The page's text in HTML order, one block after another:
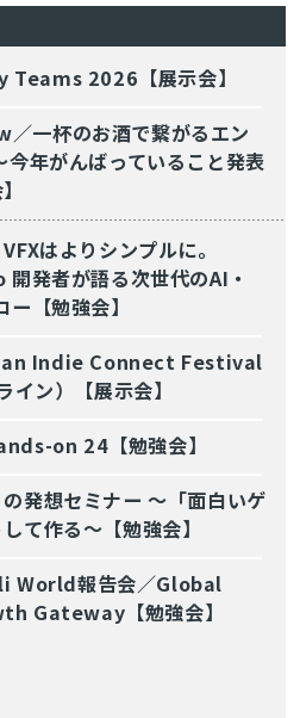
Teams 2026【展示会】
一杯のお酒で繋がるエン
今年がんばっていること発表
はよりシンプルに。
発者が語る次世代のAI・
【勉強会】
Indie Connect Festival
ン）【展示会】
on 24【勉強会】
発想セミナー ～「面白いゲ
て作る～【勉強会】
World報告会／Global
Gateway【勉強会】